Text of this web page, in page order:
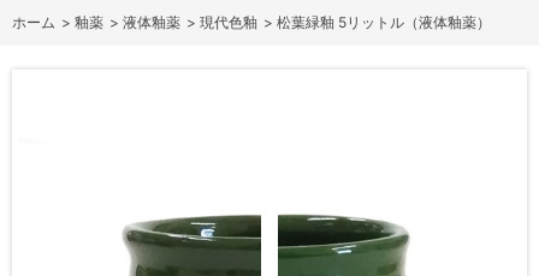
ホーム > 釉薬 > 液体釉薬 > 現代色釉 > 松葉緑釉 5リットル（液体釉薬）